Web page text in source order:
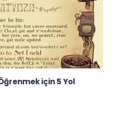
için 5 Yol